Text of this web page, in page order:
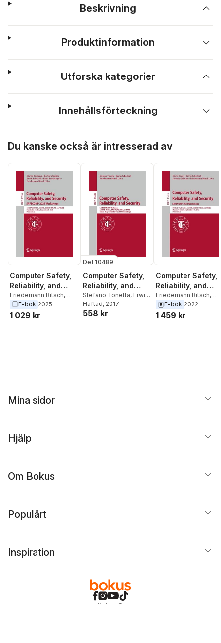
Beskrivning
Produktinformation
Utforska kategorier
Innehållsförteckning
Du kanske också är intresserad av
Computer Safety,
Reliability, and
Security.
SAFECOMP 2025
Workshops
Friedemann Bitsch,
Elena Troubitsyna
Erwin Schoitsch
E-bok 2025
1 029 kr
Del 10489
Computer Safety,
Reliability, and
Security
Stefano Tonetta, Erwin
Schoitsch,Friedemann
Bitsch
Häftad, 2017
558 kr
Computer Safety,
Reliability, and
Security.
SAFECOMP 2022
Workshops
Friedemann Bitsch,
Jeremie Guiochet
Erwin Schoitsch
E-bok 2022
1 459 kr
Mina sidor
Hjälp
Om Bokus
Populärt
Inspiration
Bokus @